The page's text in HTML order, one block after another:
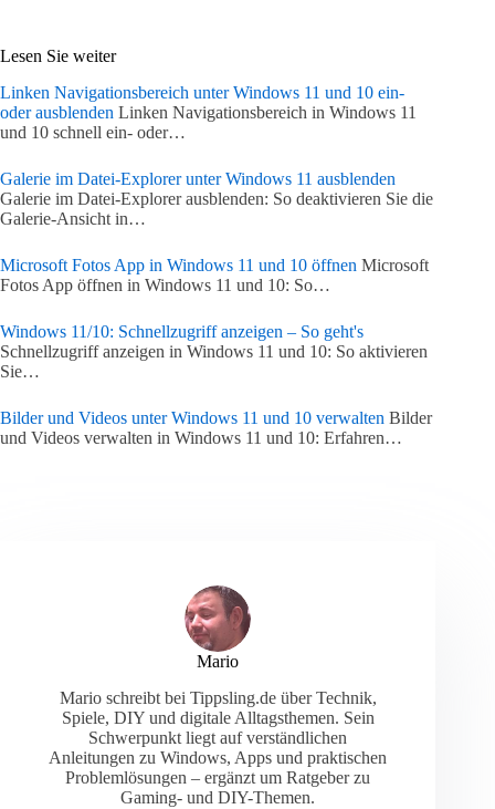
Lesen Sie weiter
Linken Navigationsbereich unter Windows 11 und 10 ein-
oder ausblenden Linken Navigationsbereich in Windows 11
und 10 schnell ein- oder…
Galerie im Datei-Explorer unter Windows 11 ausblenden
Galerie im Datei-Explorer ausblenden: So deaktivieren Sie die
Galerie-Ansicht in…
Microsoft Fotos App in Windows 11 und 10 öffnen Microsoft
Fotos App öffnen in Windows 11 und 10: So…
Windows 11/10: Schnellzugriff anzeigen – So geht's
Schnellzugriff anzeigen in Windows 11 und 10: So aktivieren
Sie…
Bilder und Videos unter Windows 11 und 10 verwalten Bilder
und Videos verwalten in Windows 11 und 10: Erfahren…
Mario
Mario schreibt bei Tippsling.de über Technik,
Spiele, DIY und digitale Alltagsthemen. Sein
Schwerpunkt liegt auf verständlichen
Anleitungen zu Windows, Apps und praktischen
Problemlösungen – ergänzt um Ratgeber zu
Gaming- und DIY-Themen.